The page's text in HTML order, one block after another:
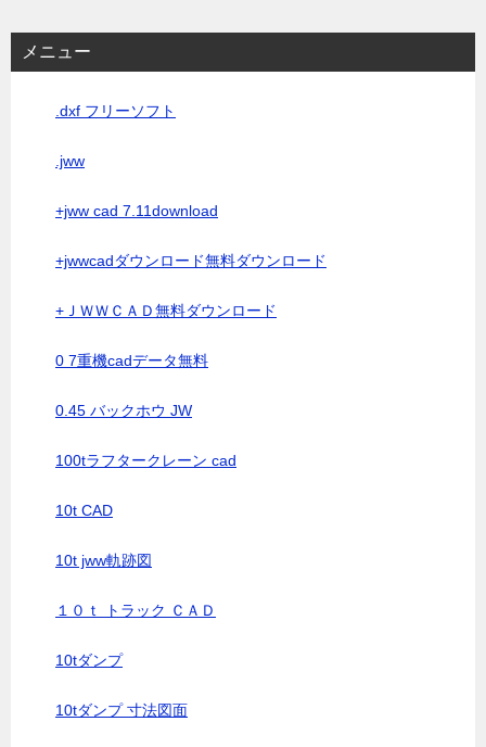
メニュー
.dxf フリーソフト
.jww
+jww cad 7.11download
+jwwcadダウンロード無料ダウンロード
+ＪＷＷＣＡＤ無料ダウンロード
0 7重機cadデータ無料
0.45 バックホウ JW
100tラフタークレーン cad
10t CAD
10t jww軌跡図
１０ｔ トラック ＣＡＤ
10tダンプ
10tダンプ 寸法図面